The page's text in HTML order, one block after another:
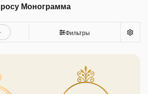
Монограмма
Фильтры